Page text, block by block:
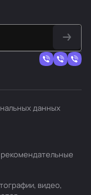
данных
рекомендательные
видео,